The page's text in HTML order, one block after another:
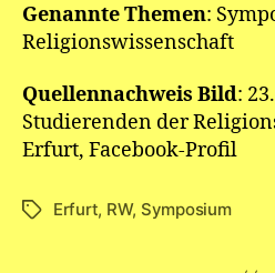
Genannte Themen:
Religionswissenschaft
Quellennachweis Bild:
Studierenden der
Erfurt, Facebook-Profil
Schlagwörter
Erfurt, RW, Symposium